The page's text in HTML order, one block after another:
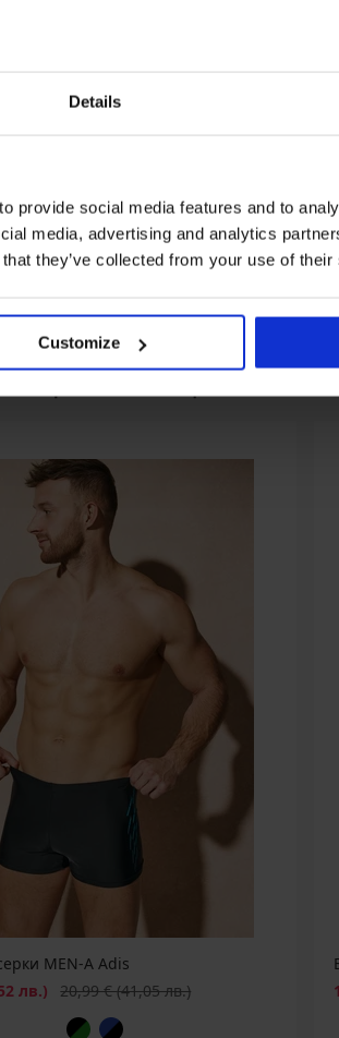
Details
provide social media features and to
media, advertising and analytics
they’ve collected from your use of
Customize
-30%
Performance II
€ (31,47 лв.)22,99 €
Безшевни
SilverPro Classic
16,99 €(33,23 лв.)
колекция
MEN-A Adis
лв.) Първоначална цена
20,99 €(41,05 лв.)